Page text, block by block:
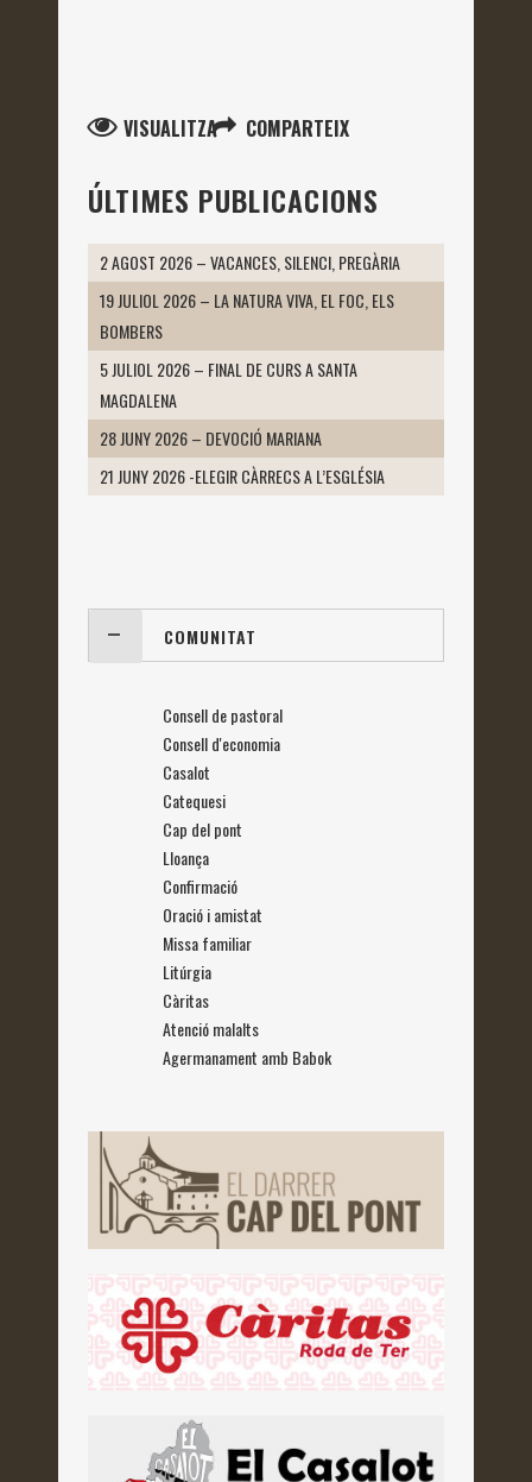
VISUALITZA COMPARTEIX
ÚLTIMES PUBLICACIONS
2 AGOST 2026 – VACANCES, SILENCI, PREGÀRIA
19 JULIOL 2026 – LA NATURA VIVA, EL FOC, ELS
BOMBERS
5 JULIOL 2026 – FINAL DE CURS A SANTA
MAGDALENA
28 JUNY 2026 – DEVOCIÓ MARIANA
21 JUNY 2026 -ELEGIR CÀRRECS A L’ESGLÉSIA
COMUNITAT
Consell de pastoral
Consell d'economia
Casalot
Catequesi
Cap del pont
Lloança
Confirmació
Oració i amistat
Missa familiar
Litúrgia
Càritas
Atenció malalts
Agermanament amb Babok